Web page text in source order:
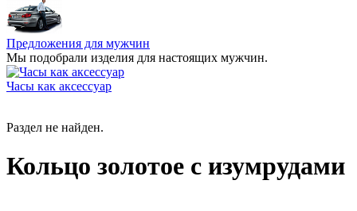
Предложения для мужчин
Мы подобрали изделия для настоящих мужчин.
Часы как аксессуар
Раздел не найден.
Кольцо золотое с изумрудами